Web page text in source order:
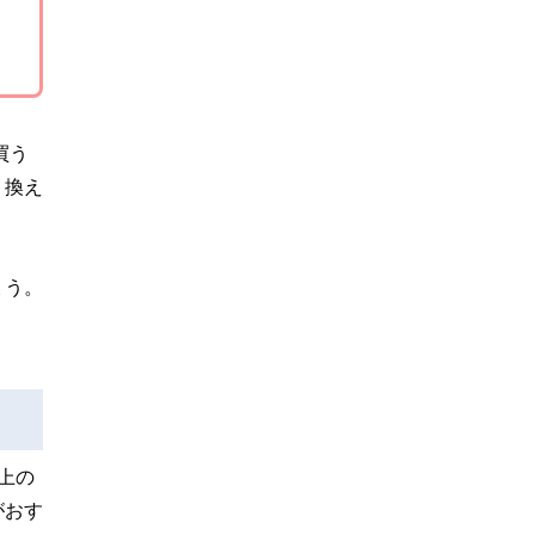
う
え
。
の
おす